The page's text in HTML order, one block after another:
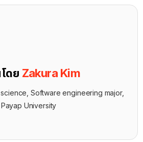
ดย Zakura Kim
Software engineering major,
Payap University